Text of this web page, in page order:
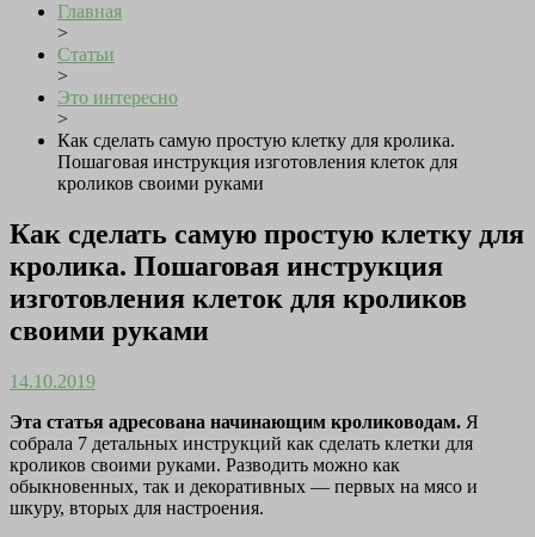
Главная
>
Статьи
>
Это интересно
>
Как сделать самую простую клетку для кролика.
Пошаговая инструкция изготовления клеток для
кроликов своими руками
Как сделать самую простую клетку для
кролика. Пошаговая инструкция
изготовления клеток для кроликов
своими руками
14.10.2019
Эта статья адресована начинающим кролиководам. Я
собрала 7 детальных инструкций как сделать клетки для
кроликов своими руками. Разводить можно как
обыкновенных, так и декоративных — первых на мясо и
шкуру, вторых для настроения.